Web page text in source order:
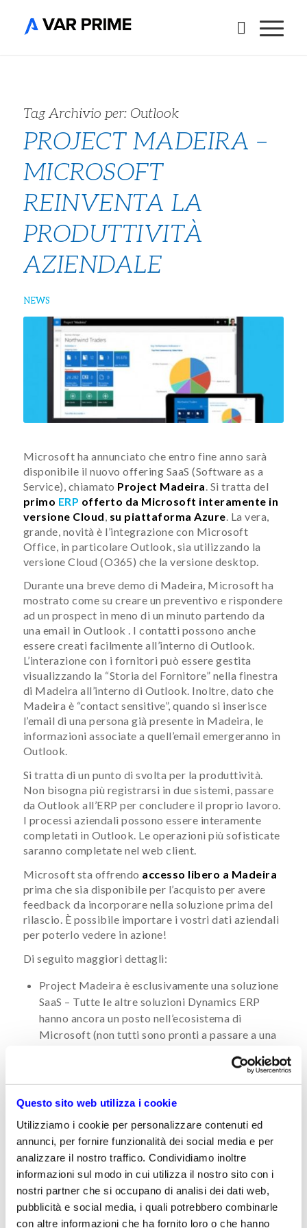
Questo sito web utilizza i cookie
Utilizziamo i cookie per personalizzare contenuti ed
annunci, per fornire funzionalità dei social media e per
analizzare il nostro traffico. Condividiamo inoltre
informazioni sul modo in cui utilizza il nostro sito con i
nostri partner che si occupano di analisi dei dati web,
pubblicità e social media, i quali potrebbero combinarle
con altre informazioni che ha fornito loro o che hanno
Tag Archivio per: Outlook
PROJECT MADEIRA –
MICROSOFT
REINVENTA LA
PRODUTTIVITÀ
AZIENDALE
NEWS
Microsoft ha annunciato che entro fine anno sarà
disponibile il nuovo offering SaaS (Software as a
Service), chiamato Project Madeira . Si tratta del
primo ERP offerto da Microsoft interamente in
versione Cloud su piattaforma Azure . La vera,
grande, novità è l’integrazione con Microsoft
Office, in particolare Outlook, sia utilizzando la
versione Cloud (O365) che la versione desktop.
Durante una breve demo di Madeira, Microsoft ha
mostrato come su creare un preventivo e rispondere
ad un prospect in meno di un minuto partendo da
una email in Outlook . I contatti possono anche
essere creati facilmente all’interno di Outlook.
L’interazione con i fornitori può essere gestita
visualizzando la “Storia del Fornitore” nella finestra
di Madeira all’interno di Outlook. Inoltre, dato che
Madeira è “contact sensitive”, quando si inserisce
l’email di una persona già presente in Madeira, le
informazioni associate a quell’email emergeranno in
Outlook.
Si tratta di un punto di svolta per la produttività.
Non bisogna più registrarsi in due sistemi, passare
da Outlook all’ERP per concludere il proprio lavoro.
I processi aziendali possono essere interamente
completati in Outlook. Le operazioni più sofisticate
saranno completate nel web client.
Microsoft sta offrendo accesso libero a Madeira
prima che sia disponibile per l’acquisto per avere
feedback da incorporare nella soluzione prima del
rilascio. È possibile importare i vostri dati aziendali
per poterlo vedere in azione!
Di seguito maggiori dettagli:
Project Madeira è esclusivamente una soluzione
SaaS – Tutte le altre soluzioni Dynamics ERP
hanno ancora un posto nell’ecosistema di
Microsoft (non tutti sono pronti a passare a una
Microsoft ha già sviluppato strumenti di
migrazione dei dati per Excel e QuickBooks.
La funzionalità comprende più GL/AP/AR
(maggiori dettagli verranno comunicati in
prossimità della data di rilascio).
Project Madeira sarà reso globalmente
disponibile nella seconda metà del 2016.
Il mercato di riferimento per Madeira sono le